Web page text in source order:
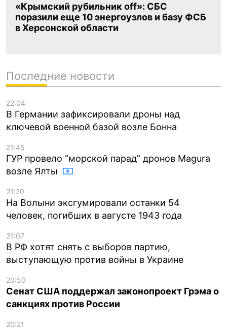
«Крымский рубильник off»: СБС
поразили еще 10 энергоузлов и базу ФСБ
в Херсонской области
Последние новости
22:04
В Германии зафиксировали дроны над
ключевой военной базой возле Бонна
21:45
ГУР провело “морской парад” дронов Magura
возле Ялты
21:20
На Волыни эксгумировали останки 54
человек, погибших в августе 1943 года
21:07
В РФ хотят снять с выборов партию,
выступающую против войны в Украине
20:50
Сенат США поддержал законопроект Грэма о
санкциях против России
20:21